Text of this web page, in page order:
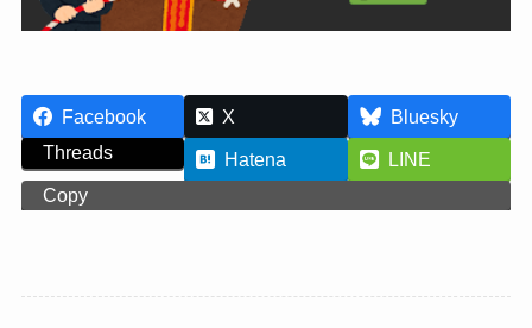
Facebook X
Bluesky
Threads
Hatena
LINE
Copy